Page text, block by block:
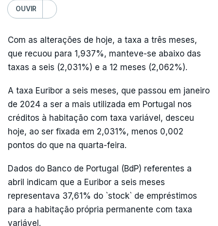
OUVIR
Com as alterações de hoje, a taxa a três meses,
que recuou para 1,937%, manteve-se abaixo das
taxas a seis (2,031%) e a 12 meses (2,062%).
A taxa Euribor a seis meses, que passou em janeiro
de 2024 a ser a mais utilizada em Portugal nos
créditos à habitação com taxa variável, desceu
hoje, ao ser fixada em 2,031%, menos 0,002
pontos do que na quarta-feira.
Dados do Banco de Portugal (BdP) referentes a
abril indicam que a Euribor a seis meses
representava 37,61% do `stock` de empréstimos
para a habitação própria permanente com taxa
variável.